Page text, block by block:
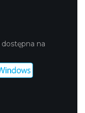
dostępna na